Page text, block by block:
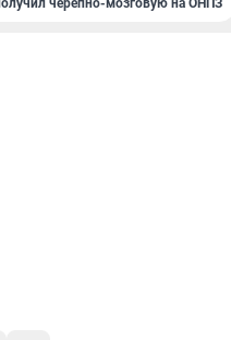
черепно-мозговую на ОНПЗ